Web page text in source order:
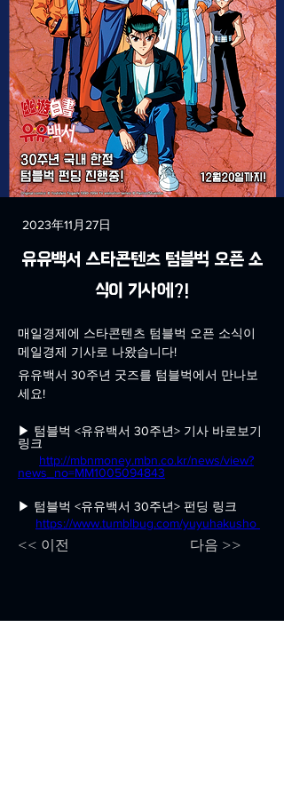
2023年11月27日
유유백서 스타콘텐츠 텀블벅 오픈 소
식이 기사에?!
<< 이전 다음 >>
매일경제에 스타콘텐츠 텀블벅 오픈 소식이
메일경제 기사로 나왔습니다!
유유백서 30주년 굿즈를 텀블벅에서 만나보
세요!
▶ 텀블벅 <유유백서 30주년> 기사 바로보기
링크
http://mbnmoney.mbn.co.kr/news/view?
news_no=MM1005094843
▶ 텀블벅 <유유백서 30주년> 펀딩 링크
https://www.tumblbug.com/yuyuhakusho